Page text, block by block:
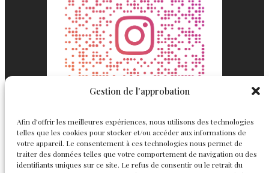
Gestion de l'approbation
Afin d’offrir les meilleures expériences, nous utilisons des technologies
telles que les cookies pour stocker et/ou accéder aux informations de
votre appareil. Le consentement à ces technologies nous permet de
traiter des données telles que votre comportement de navigation ou des
identifiants uniques sur ce site. Le refus de consentir ou le retrait du